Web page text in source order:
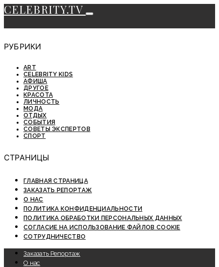
CELEBRITY.TV
РУБРИКИ
ART
CELEBRITY KIDS
АФИША
ДРУГОЕ
КРАСОТА
ЛИЧНОСТЬ
МОДА
ОТДЫХ
СОБЫТИЯ
СОВЕТЫ ЭКСПЕРТОВ
СПОРТ
СТРАНИЦЫ
ГЛАВНАЯ СТРАНИЦА
ЗАКАЗАТЬ РЕПОРТАЖ
О НАС
ПОЛИТИКА КОНФИДЕНЦИАЛЬНОСТИ
ПОЛИТИКА ОБРАБОТКИ ПЕРСОНАЛЬНЫХ ДАННЫХ
СОГЛАСИЕ НА ИСПОЛЬЗОВАНИЕ ФАЙЛОВ COOKIE
СОТРУДНИЧЕСТВО
Заказать Репортаж
О нас